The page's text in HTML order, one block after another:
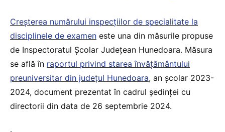
Creșterea numărului inspecțiilor de specialitate la
disciplinele de examen este una din măsurile propuse
de Inspectoratul Școlar Județean Hunedoara. Măsura
se află în raportul privind starea învățământului
preuniversitar din județul Hunedoara, an școlar 2023-
2024, document prezentat în cadrul ședinței cu
directorii din data de 26 septembrie 2024.